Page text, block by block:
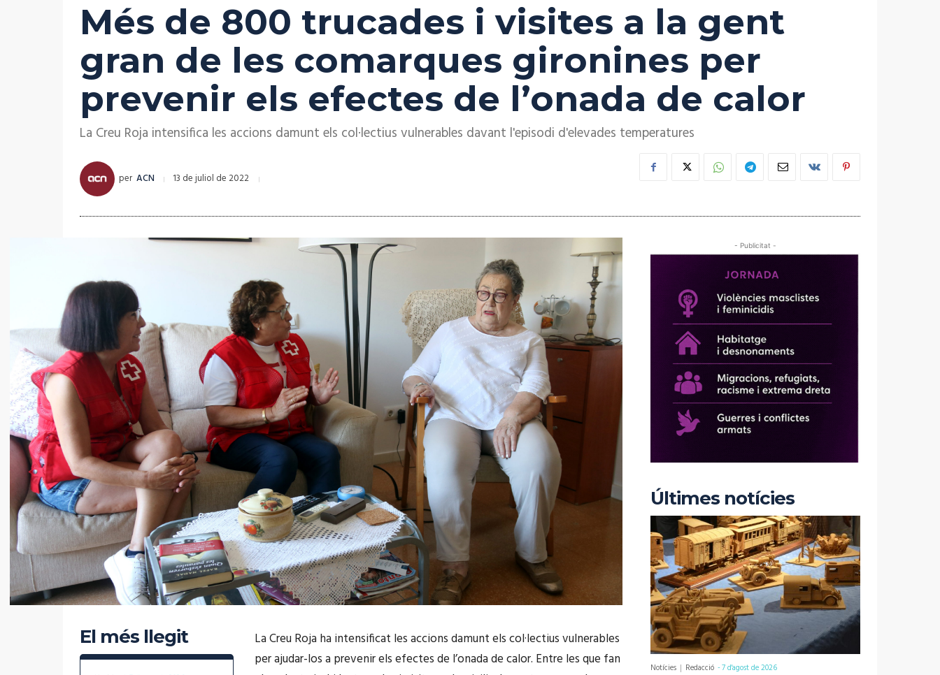
Més de 800 trucades i visites a la gent
gran de les comarques gironines per
prevenir els efectes de l’onada de calor
La Creu Roja intensifica les accions damunt els col·lectius vulnerables davant l'episodi d'elevades temperatures
per ACN 13 de juliol de 2022
El més llegit
La Creu Roja ha intensificat les accions damunt els col·lectius vulnerables
per ajudar-los a prevenir els efectes de l’onada de calor. Entre les que fan
- Publicitat -
Últimes notícies
Notícies Redacció -7 d'agost de 2026